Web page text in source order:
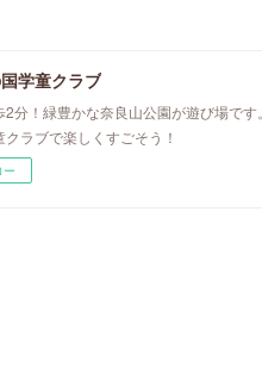
学童クラブ
2分！緑豊かな奈良山公園が遊び場で
クラブで楽しくすごそう！
ー